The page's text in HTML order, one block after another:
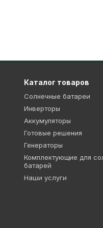
инвертора
на выходе
Каталог товаров
Солнечные батареи
Инверторы
Аккумуляторы
Готовые решения
Генераторы
Комплектующие для
батарей
Наши услуги